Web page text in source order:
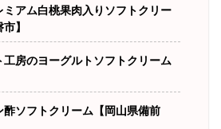
ミアム白桃果肉入りソフトクリー
】
工房のヨーグルトソフトクリーム
酢ソフトクリーム【岡山県備前